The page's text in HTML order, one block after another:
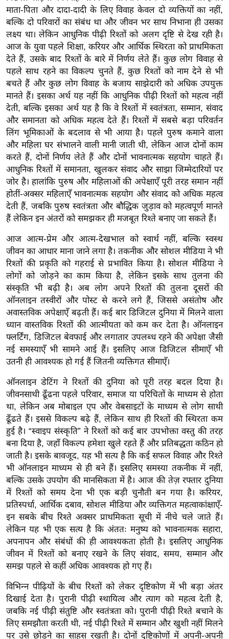
ब्री
फ
म
नो
रं
ज
न
ज
ग
त
बॉ
ली
वु
ड
हॉ
ली
वु
ड
फि
ल्म
स
मी
क्षा
B
r
e
a
k
i
n
g
N
e
w
s
ला
इ
फ
स्टा
इ
ल
टे
क्नॉ
लॉ
जी
ब्यू
टी
माता-पिता और दादा-दादी के लिए विवाह केवल दो व्यक्तियों का नहीं,
बल्कि दो परिवारों का संबंध था और जीवन भर साथ निभाना ही उसका
लक्ष्य था। लेकिन आधुनिक पीढ़ी रिश्तों को अलग दृष्टि से देख रही है।
आज के युवा पहले शिक्षा, करियर और आर्थिक स्थिरता को प्राथमिकता
देते हैं, उसके बाद रिश्तों के बारे में निर्णय लेते हैं। कुछ लोग विवाह से
पहले साथ रहने का विकल्प चुनते हैं, कुछ रिश्तों को नाम देने से भी
बचते हैं और कुछ लोग विवाह के बजाय साझेदारी को अधिक उपयुक्त
मानते हैं। इसका अर्थ यह नहीं कि आधुनिक पीढ़ी रिश्तों को महत्व नहीं
देती, बल्कि इसका अर्थ यह है कि वे रिश्तों में स्वतंत्रता, सम्मान, संवाद
और समानता को अधिक महत्व देते हैं। रिश्तों में सबसे बड़ा परिवर्तन
लिंग भूमिकाओं के बदलाव से भी आया है। पहले पुरुष कमाने वाला
और महिला घर संभालने वाली मानी जाती थी, लेकिन आज दोनों काम
करते हैं, दोनों निर्णय लेते हैं और दोनों भावनात्मक सहयोग चाहते हैं।
आधुनिक रिश्तों में समानता, खुलकर संवाद और साझा जिम्मेदारियों पर
जोर है। हालांकि पुरुष और महिलाओं की अपेक्षाएँ पूरी तरह समान नहीं
होतीं-अक्सर महिलाएँ भावनात्मक सहयोग और संवाद को अधिक महत्व
देती हैं, जबकि पुरुष स्वतंत्रता और बौद्धिक जुड़ाव को महत्वपूर्ण मानते
हैं लेकिन इन अंतरों को समझकर ही मजबूत रिश्ते बनाए जा सकते हैं।
आज आत्म-प्रेम और आत्म-देखभाल को स्वार्थ नहीं, बल्कि स्वस्थ
जीवन का आधार माना जाने लगा है। तकनीक और सोशल मीडिया ने भी
रिश्तों की प्रकृति को गहराई से प्रभावित किया है। सोशल मीडिया ने
लोगों को जोड़ने का काम किया है, लेकिन इसके साथ तुलना की
संस्कृति भी बढ़ी है। अब लोग अपने रिश्तों की तुलना दूसरों की
ऑनलाइन तस्वीरों और पोस्ट से करने लगे हैं, जिससे असंतोष और
अवास्तविक अपेक्षाएँ बढ़ती हैं। कई बार डिजिटल दुनिया में मिलने वाला
ध्यान वास्तविक रिश्तों की आत्मीयता को कम कर देता है। ऑनलाइन
फ्लर्टिंग, डिजिटल बेवफाई और लगातार उपलब्ध रहने की अपेक्षा जैसी
नई समस्याएँ भी सामने आई हैं। इसलिए आज डिजिटल सीमाएँ भी
उतनी ही आवश्यक हो गई हैं जितनी व्यक्तिगत सीमाएँ।
ऑनलाइन डेटिंग ने रिश्तों की दुनिया को पूरी तरह बदल दिया है।
जीवनसाथी ढूँढना पहले परिवार, समाज या परिचितों के माध्यम से होता
था, लेकिन अब मोबाइल एप और वेबसाइटों के माध्यम से लोग साथी
ढूँढते हैं। इससे विकल्प बढ़े हैं, लेकिन साथ ही रिश्तों की स्थिरता कम
हुई है। “स्वाइप संस्कृति” ने रिश्तों को कई बार उपभोक्ता वस्तु की तरह
बना दिया है, जहाँ विकल्प हमेशा खुले रहते हैं और प्रतिबद्धता कठिन हो
जाती है। इसके बावजूद, यह भी सत्य है कि कई सफल विवाह और रिश्ते
भी ऑनलाइन माध्यम से ही बने हैं। इसलिए समस्या तकनीक में नहीं,
बल्कि उसके उपयोग की मानसिकता में है। आज की तेज़ रफ्तार दुनिया
में रिश्तों को समय देना भी एक बड़ी चुनौती बन गया है। करियर,
प्रतिस्पर्धा, आर्थिक दबाव, सोशल मीडिया और व्यक्तिगत महत्वाकांक्षाएँ-
इन सबके बीच रिश्ते अक्सर प्राथमिकता सूची में नीचे चले जाते हैं।
लेकिन यह भी एक सत्य है कि अंततः मनुष्य को भावनात्मक सहारा,
अपनापन और संबंधों की ही आवश्यकता होती है। इसलिए आधुनिक
जीवन में रिश्तों को बनाए रखने के लिए संवाद, समय, सम्मान और
समझ पहले से कहीं अधिक आवश्यक हो गए हैं।
विभिन्न पीढ़ियों के बीच रिश्तों को लेकर दृष्टिकोण में भी बड़ा अंतर
दिखाई देता है। पुरानी पीढ़ी स्थायित्व और त्याग को महत्व देती है,
जबकि नई पीढ़ी संतुष्टि और स्वतंत्रता को। पुरानी पीढ़ी रिश्ते बचाने के
लिए समझौता करती थी, नई पीढ़ी रिश्ते में सम्मान और खुशी नहीं मिलने
पर उसे छोड़ने का साहस रखती है। दोनों दृष्टिकोणों में अपनी-अपनी